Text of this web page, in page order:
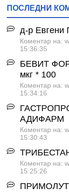
ПОСЛЕДНИ
д-р Евгени
Коментар на:
15:36:35
БЕВИТ
мкг * 100
Коментар на:
15:34:16
АДИФАРМ
Коментар на:
15:30:43
Коментар на:
15:25:26
ПРИМОЛУТ